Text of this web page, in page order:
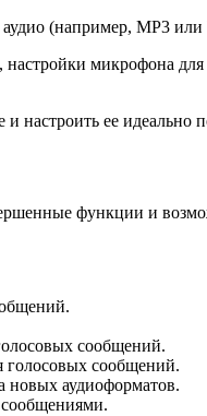
(например, MP3
микрофона
настроить ее идеально
функции и
сообщений.
голосовых сообщений.
новых аудиоформатов.